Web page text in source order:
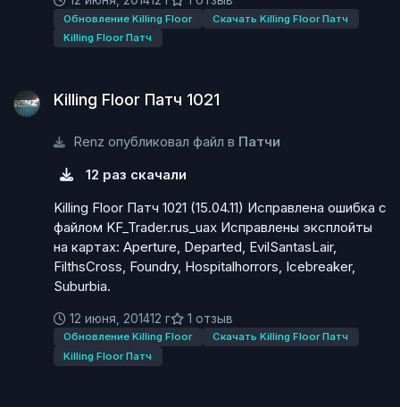
Обновление Killing Floor
Скачать Killing Floor Патч
Killing Floor Патч
Killing Floor Патч 1021
Renz опубликовал файл в Патчи
12 раз скачали
Killing Floor Патч 1021 (15.04.11) Исправлена ошибка с
файлом KF_Trader.rus_uax Исправлены эксплойты
на картах: Aperture, Departed, EvilSantasLair,
FilthsCross, Foundry, Hospitalhorrors, Icebreaker,
Suburbia.
12 июня, 201412 г 1 отзыв
Обновление Killing Floor
Скачать Killing Floor Патч
Killing Floor Патч